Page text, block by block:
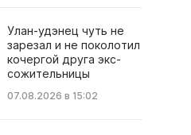
Улан-удэнец чуть не
зарезал и не поколотил
кочергой друга экс-
сожительницы
07.08.2026 в 15:02